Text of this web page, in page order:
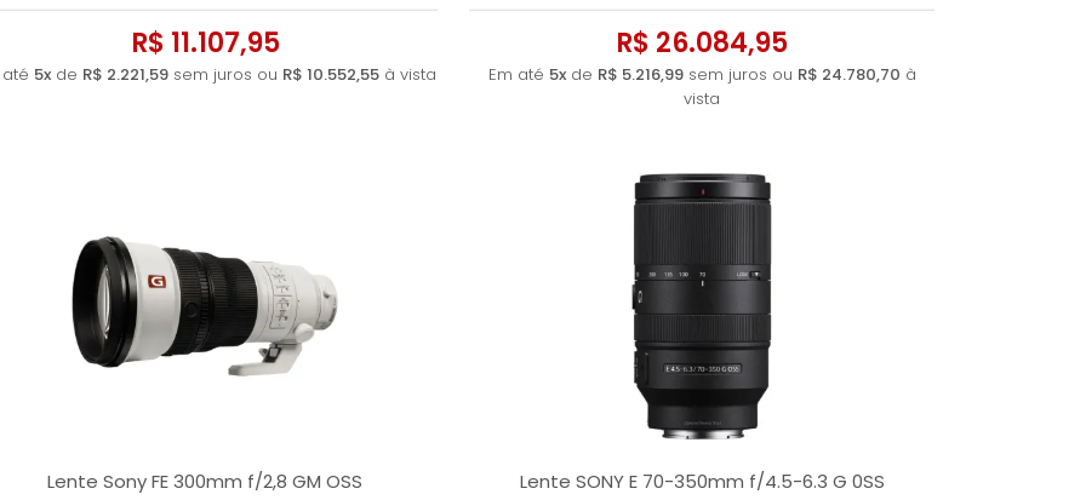
R$ 11.107,95
5x de R$ 2.221,59 sem juros ou R$ 10.552,55 à vista
R$ 26.084,95
Em até 5xde R$ 5.216,99sem juros ou R$ 24.780,70 à
vista
Lente Sony FE 300mm f/2,8 GM OSS Lente SONY E 70-350mm f/4.5-6.3 G 0SS